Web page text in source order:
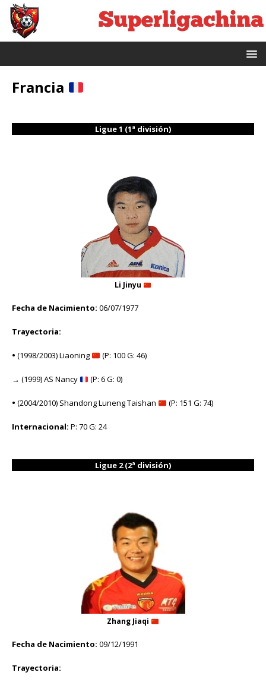
Francia
Ligue 1 (1ª división)
Li Jinyu
Fecha de Nacimiento: 06/07/1977
Trayectoria:
• (1998/2003) Liaoning (P: 100 G: 46)
→ (1999) AS Nancy (P: 6 G: 0)
• (2004/2010) Shandong Luneng Taishan (P: 151 G: 74)
Internacional: P: 70 G: 24
Ligue 2 (2ª división)
Zhang Jiaqi
Fecha de Nacimiento: 09/12/1991
Trayectoria: